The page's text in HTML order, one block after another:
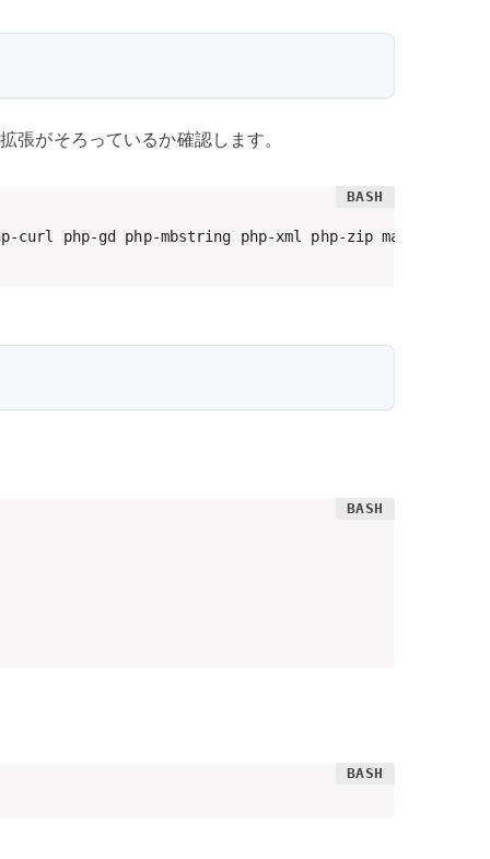
がそろっているか確認します。
curl php-gd php-mbstring php-xml php-zip mariadb-